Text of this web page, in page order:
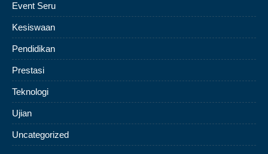
Event Seru
Kesiswaan
Pendidikan
Prestasi
Teknologi
Ujian
Uncategorized